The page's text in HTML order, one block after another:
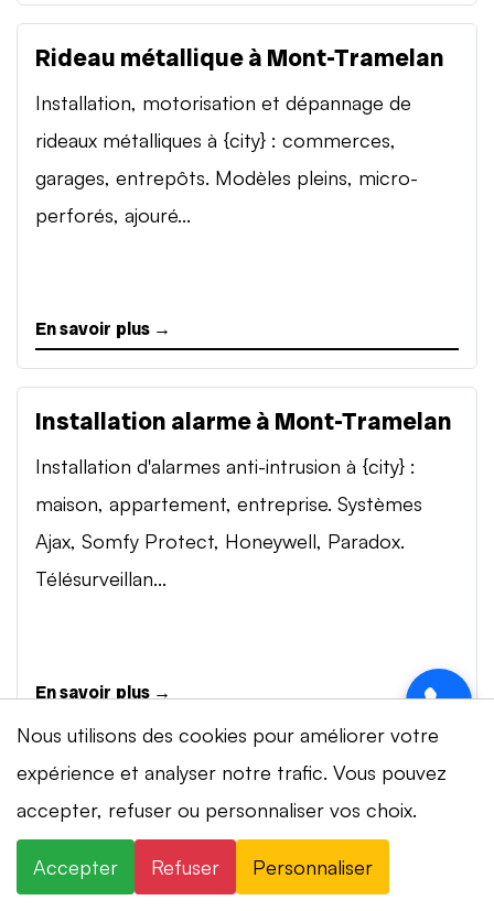
Rideau métallique à Mont-Tramelan
Installation, motorisation et dépannage de
rideaux métalliques à {city} : commerces,
garages, entrepôts. Modèles pleins, micro-
perforés, ajouré...
En savoir plus →
Installation alarme à Mont-Tramelan
Installation d'alarmes anti-intrusion à {city} :
maison, appartement, entreprise. Systèmes
Ajax, Somfy Protect, Honeywell, Paradox.
Télésurveillan...
En savoir plus →
Vidéosurveillance à Mont-Tramelan
Installation de systèmes de vidéosurveillance à
{city} : caméras IP 4K, visionnage smartphone,
Nous utilisons des cookies pour améliorer votre
expérience et analyser notre trafic. Vous pouvez
accepter, refuser ou personnaliser vos choix.
Accepter Refuser Personnaliser
⚡ Intervention en 20 min· 24h/24 · 7j/7 ·
Devis gratuit
+41 78 319 32 82
WhatsApp